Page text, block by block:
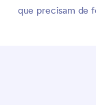
que precisam de